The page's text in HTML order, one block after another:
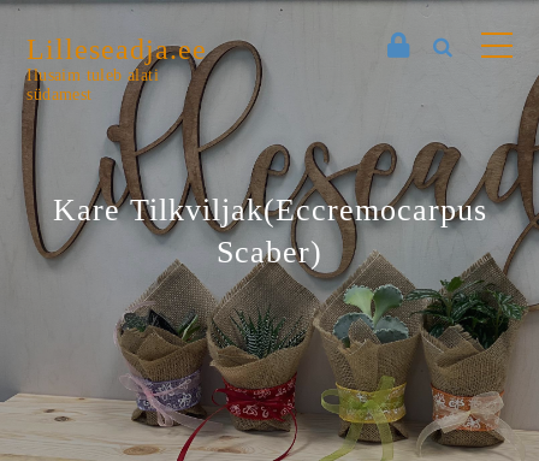
Lilleseadja.ee
Ilusaim tuleb alati
südamest
Kare Tilkviljak(Eccremocarpus
Scaber)